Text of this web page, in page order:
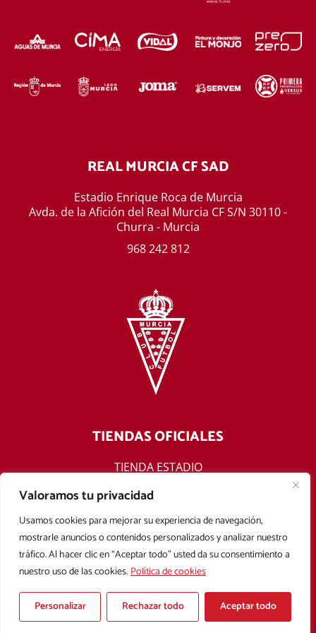
Valoramos tu privacidad
Usamos cookies para mejorar su experiencia de navegación,
mostrarle anuncios o contenidos personalizados y analizar nuestro
tráfico. Al hacer clic en “Aceptar todo” usted da su consentimiento a
nuestro uso de las cookies.Política de cookies
Personalizar Rechazar todo Aceptar todo
REAL MURCIA CF SAD
Estadio Enrique Roca de Murcia
Avda. de la Afición del Real Murcia CF S/N 30110 -
Churra - Murcia
968 242 812
TIENDAS OFICIALES
TIENDA ESTADIO
TIENDA ONLINE
F
a
c
e
b
o
o
k
T
w
i
t
t
e
r
Y
o
u
t
u
b
e
I
n
s
t
a
g
a
Copyright © 2025 Real Murcia. Diseñado con
Aviso legal Política de privacidad Política de cookies
Condiciones Generales de Contratación